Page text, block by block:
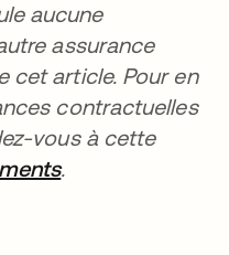
aucune
assurance
cet article. Pour en
contractuelles
vous à cette
s’ouvre dans un
.